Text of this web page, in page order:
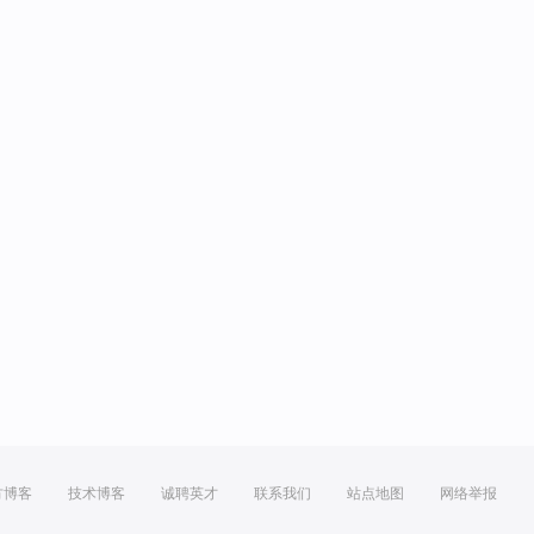
博客 技术博客 诚聘英才 联系我们 站点地图 网络举报